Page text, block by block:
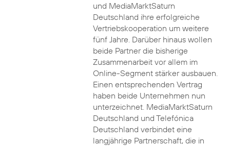
und MediaMarktSaturn
Deutschland ihre erfolgreiche
Vertriebskooperation um weitere
fünf Jahre. Darüber hinaus wollen
beide Partner die bisherige
Zusammenarbeit vor allem im
Online-Segment stärker ausbauen.
Einen entsprechenden Vertrag
haben beide Unternehmen nun
unterzeichnet. MediaMarktSaturn
Deutschland und Telefónica
Deutschland verbindet eine
langjährige Partnerschaft, die in